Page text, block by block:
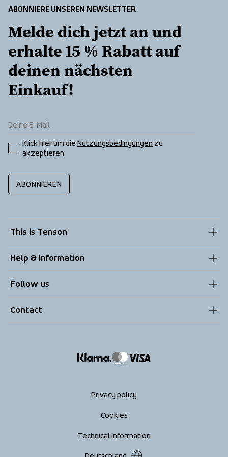
ABONNIERE UNSEREN NEWSLETTER
Melde dich jetzt an und
erhalte 15 % Rabatt auf
deinen nächsten
Einkauf!
Klick hier um die Nutzungsbedingungen zu
akzeptieren
ABONNIEREN
This is Tenson
Sustainability
Technologies
Help & information
Terms & Conditions
Returns
Follow us
Contact
Privacy policy
Cookies
Technical information